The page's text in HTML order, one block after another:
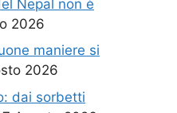
Nepal non è
2026
maniere si
2026
dai sorbetti